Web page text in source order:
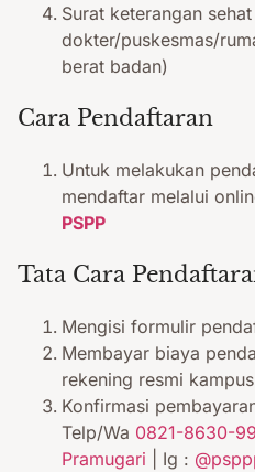
Surat keterangan
dokter/puskesmas/
berat badan)
Cara Pendaftaran
Untuk melakukan
mendaftar melalui
PSPP
Tata Cara
Mengisi formulir
Membayar biaya
rekening resmi
Konfirmasi
Telp/Wa 0821-8630-
Pramugari | Ig :